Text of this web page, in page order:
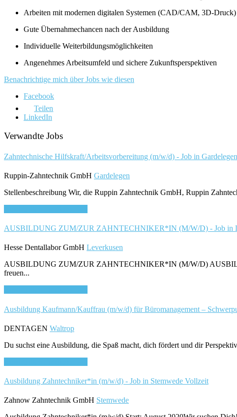
Arbeiten mit modernen digitalen Systemen (CAD/CAM, 3D-Druck)
Gute Übernahmechancen nach der Ausbildung
Individuelle Weiterbildungsmöglichkeiten
Angenehmes Arbeitsumfeld und sichere Zukunftsperspektiven
Benachrichtige mich über Jobs wie diesen
Facebook
Teilen
LinkedIn
Verwandte Jobs
Zahntechnische Hilfskraft/Arbeitsvorbereitung (m/w/d) - Job in Gardelegen
Ruppin-Zahntechnik GmbH Gardelegen
Stellenbeschreibung Wir, die Ruppin Zahntechnik GmbH, Ruppin
AUSBILDUNG ZUM/ZUR ZAHNTECHNIKER*IN (M/W/D) - Job in
Hesse Dentallabor GmbH Leverkusen
AUSBILDUNG ZUM/ZUR ZAHNTECHNIKER*IN (M/W/D)
freuen...
Ausbildung Kaufmann/Kauffrau (m/w/d) für Büromanagement –
DENTAGEN Waltrop
Du suchst eine Ausbildung, die Spaß macht, dich fördert und dir
Ausbildung Zahntechniker*in (m/w/d) - Job in Stemwede Vollzeit
Zahnow Zahntechnik GmbH Stemwede